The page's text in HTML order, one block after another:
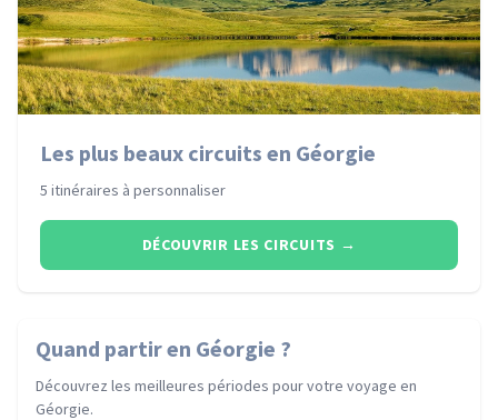
Les plus beaux circuits en Géorgie
5 itinéraires à personnaliser
DÉCOUVRIR LES CIRCUITS →
Quand partiren Géorgie ?
Découvrez les meilleures périodes pour votre voyage en
Géorgie.